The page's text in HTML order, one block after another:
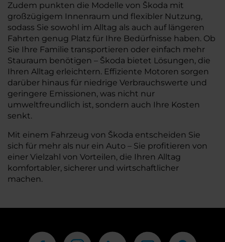
Zudem punkten die Modelle von Škoda mit
großzügigem Innenraum und flexibler Nutzung,
sodass Sie sowohl im Alltag als auch auf längeren
Fahrten genug Platz für Ihre Bedürfnisse haben. Ob
Sie Ihre Familie transportieren oder einfach mehr
Stauraum benötigen – Škoda bietet Lösungen, die
Ihren Alltag erleichtern. Effiziente Motoren sorgen
darüber hinaus für niedrige Verbrauchswerte und
geringere Emissionen, was nicht nur
umweltfreundlich ist, sondern auch Ihre Kosten
senkt.
Mit einem Fahrzeug von Škoda entscheiden Sie
sich für mehr als nur ein Auto – Sie profitieren von
einer Vielzahl von Vorteilen, die Ihren Alltag
komfortabler, sicherer und wirtschaftlicher
machen.